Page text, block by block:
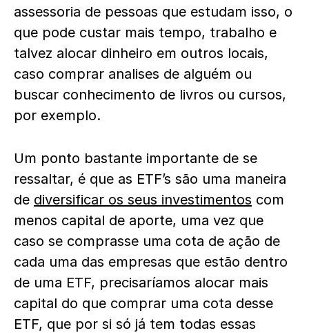
assessoria de pessoas que estudam isso, o
que pode custar mais tempo, trabalho e
talvez alocar dinheiro em outros locais,
caso comprar analises de alguém ou
buscar conhecimento de livros ou cursos,
por exemplo.
Um ponto bastante importante de se
ressaltar, é que as ETF’s são uma maneira
de diversificar os seus investimentos com
menos capital de aporte, uma vez que
caso se comprasse uma cota de ação de
cada uma das empresas que estão dentro
de uma ETF, precisaríamos alocar mais
capital do que comprar uma cota desse
ETF, que por si só já tem todas essas